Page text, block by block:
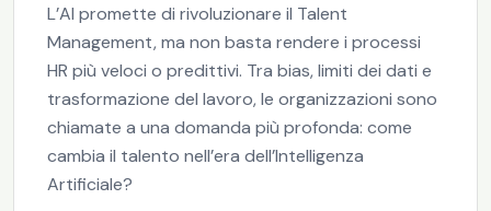
L’AI promette di rivoluzionare il Talent
Management, ma non basta rendere i processi
HR più veloci o predittivi. Tra bias, limiti dei dati e
trasformazione del lavoro, le organizzazioni sono
chiamate a una domanda più profonda: come
cambia il talento nell’era dell’Intelligenza
Artificiale?